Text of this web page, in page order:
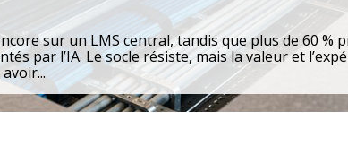
sur un LMS central, tandis que plus de 60 %
par l’IA. Le socle résiste, mais la valeur et